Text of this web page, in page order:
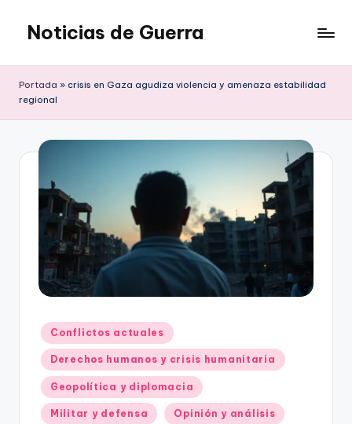
Saltar
contenido
Noticias de Guerra
Portada » crisis en Gaza agudiza violencia y amenaza estabilidad
regional
Publicado
en
Conflictos actuales
Derechos humanos y crisis humanitaria
Geopolítica y diplomacia
Militar y defensa Opinión y análisis